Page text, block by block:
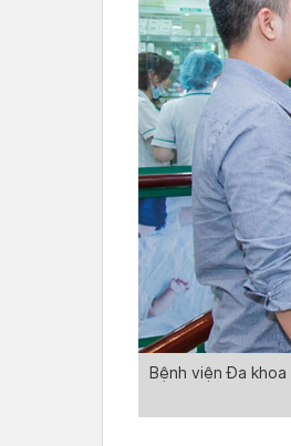
Bệnh viện Đa